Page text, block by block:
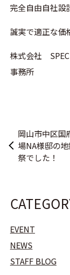
完全自由自社設
誠実で適正な価
株式会社
事務所
岡山市中区国
場NA様邸の
祭でした！
EVENT
NEWS
STAFF BLOG